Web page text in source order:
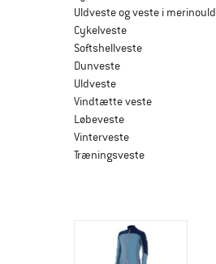
Uldveste og veste i merinould
Cykelveste
Softshellveste
Dunveste
Uldveste
Vindtætte veste
Løbeveste
Vinterveste
Træningsveste